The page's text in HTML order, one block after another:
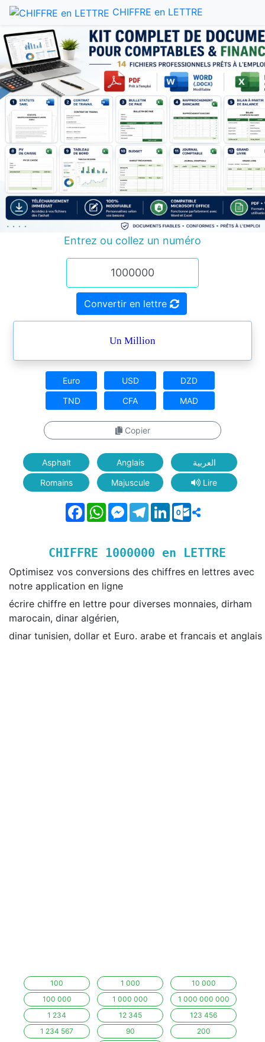
CHIFFRE en LETTRE
Entrez ou collez un numéro
Convertir en lettre
Un Million
Euro USD
DZD
TND
CFA MAD
Copier
Asphalt Anglais
العربية
Romains
Majuscule Lire
FacebookWhatsAppMessenger
Telegram
LinkedInOutlook.com
CHIFFRE 1000000 en LETTRE
Optimisez vos conversions des chiffres en lettres avec
notre application en ligne
écrire chiffre en lettre pour diverses monnaies, dirham
marocain, dinar algérien,
dinar tunisien, dollar et Euro. arabe et francais et anglais
100 1 000
10 000
100 000
1 000 000
1 000 000 000
1 234
12 345
123 456
1 234 567
90
200